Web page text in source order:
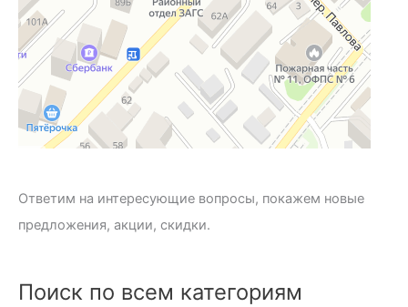
Ответим на интересующие вопросы, покажем новые
предложения, акции, скидки.
Поиск по всем категориям